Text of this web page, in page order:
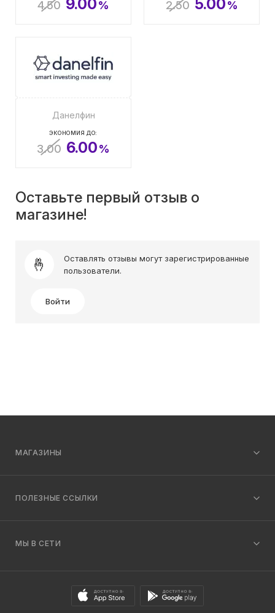
4.50 9.00% 2.50 5.00%
Данелфин
ЭКОНОМИЯ ДО:
3.00 6.00%
Оставьте первый отзыв о
магазине!
Оставлять отзывы могут зарегистрированные
пользователи.
Войти
МАГАЗИНЫ
ПОЛЕЗНЫЕ ССЫЛКИ
МЫ В СЕТИ